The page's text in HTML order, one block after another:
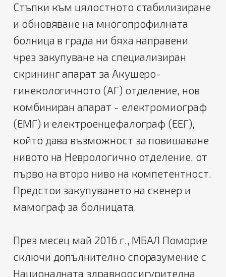
Стъпки към цялостното стабилизиране
и обновяване на многопрофилната
болница в града ни бяха направени
чрез закупуване на специализиран
скрининг апарат за Акушеро-
гинекологичното (АГ) отделение, нов
комбиниран апарат - електромиограф
(ЕМГ) и електроенцефалограф (ЕЕГ),
който дава възможност за повишаване
нивото на Неврологично отделение, от
първо на второ ниво на компетентност.
Предстои закупуването на скенер и
мамограф за болницата.
През месец май 2016 г., МБАЛ Поморие
сключи допълнително споразумение с
Националната здравноосигурителна